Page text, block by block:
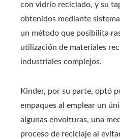
con vidrio reciclado, y su
obtenidos mediante
un método que posibilita
utilización de materiales
industriales complejos.
Kinder, por su parte, optó
empaques al emplear un
algunas envolturas, una
proceso de reciclaje al